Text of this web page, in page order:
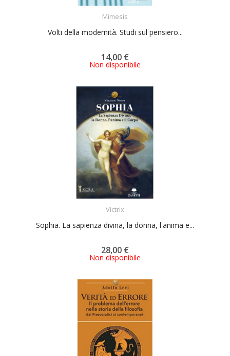
Mimesis
Volti della modernità. Studi sul pensiero...
14,00 €
Non disponibile
Victrix
Sophia. La sapienza divina, la donna, l'anima e...
28,00 €
Non disponibile